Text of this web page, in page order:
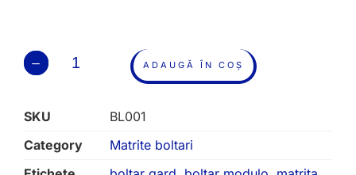
ADAUGĂ ÎN COȘ
SKU
BL001
Category
Matrite boltari